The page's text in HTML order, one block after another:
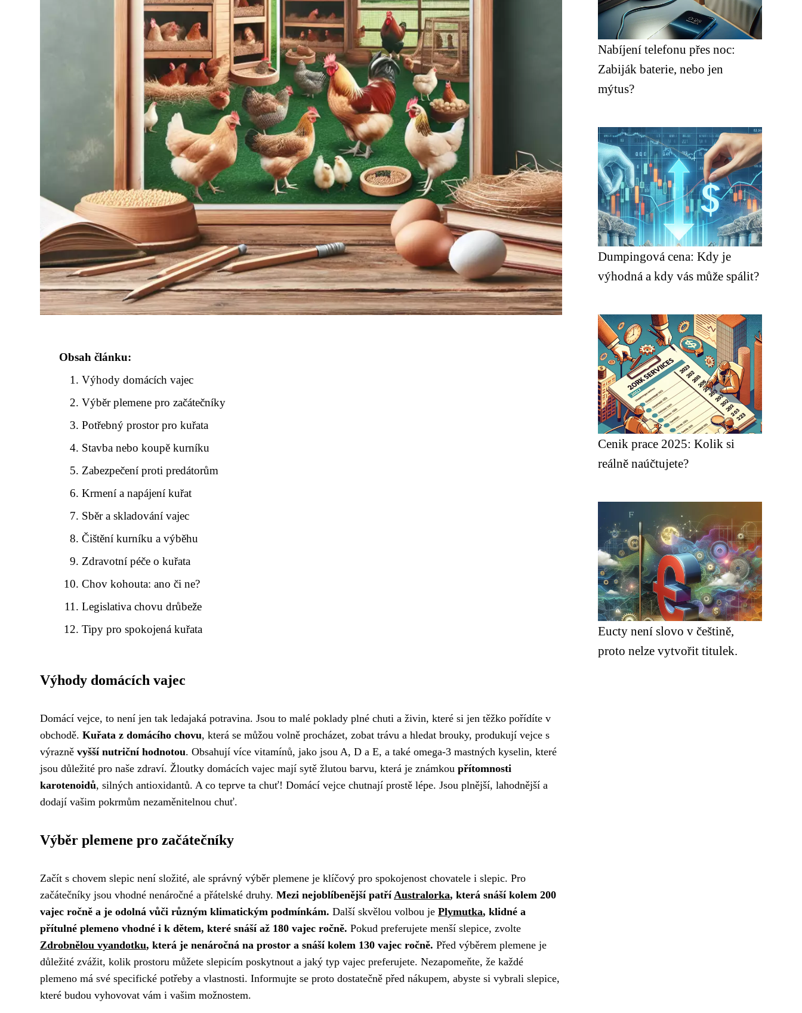
Obsah článku:
Výhody domácích vajec
Výběr plemene pro začátečníky
Potřebný prostor pro kuřata
Stavba nebo koupě kurníku
Zabezpečení proti predátorům
Krmení a napájení kuřat
Sběr a skladování vajec
Čištění kurníku a výběhu
Zdravotní péče o kuřata
Chov kohouta: ano či ne?
Legislativa chovu drůbeže
Tipy pro spokojená kuřata
Výhody domácích vajec
Domácí vejce, to není jen tak ledajaká potravina. Jsou to malé poklady plné chuti a živin, které si jen těžko pořídíte v
obchodě. Kuřata z domácího chovu, která se můžou volně procházet, zobat trávu a hledat brouky, produkují vejce s
výrazně vyšší nutriční hodnotou. Obsahují více vitamínů, jako jsou A, D a E, a také omega-3 mastných kyselin, které
jsou důležité pro naše zdraví. Žloutky domácích vajec mají sytě žlutou barvu, která je známkou přítomnosti
karotenoidů, silných antioxidantů. A co teprve ta chuť! Domácí vejce chutnají prostě lépe. Jsou plnější, lahodnější a
dodají vašim pokrmům nezaměnitelnou chuť.
Výběr plemene pro začátečníky
Začít s chovem slepic není složité, ale správný výběr plemene je klíčový pro spokojenost chovatele i slepic. Pro
začátečníky jsou vhodné nenáročné a přátelské druhy. Mezi nejoblíbenější patříAustralorka, která snáší kolem 200
vajec ročně a je odolná vůči různým klimatickým podmínkám. Další skvělou volbou je Plymutka, klidné a
přítulné plemeno vhodné i k dětem, které snáší až 180 vajec ročně. Pokud preferujete menší slepice, zvolte
Zdrobnělou vyandotku, která je nenáročná na prostor a snáší kolem 130 vajec ročně. Před výběrem plemene je
důležité zvážit, kolik prostoru můžete slepicím poskytnout a jaký typ vajec preferujete. Nezapomeňte, že každé
plemeno má své specifické potřeby a vlastnosti. Informujte se proto dostatečně před nákupem, abyste si vybrali slepice,
které budou vyhovovat vám i vašim možnostem.
Nabíjení telefonu přes noc:
Zabiják baterie, nebo jen
mýtus?
Dumpingová cena: Kdy je
výhodná a kdy vás může spálit?
Cenik prace 2025: Kolik si
reálně naúčtujete?
Eucty není slovo v češtině,
proto nelze vytvořit titulek.